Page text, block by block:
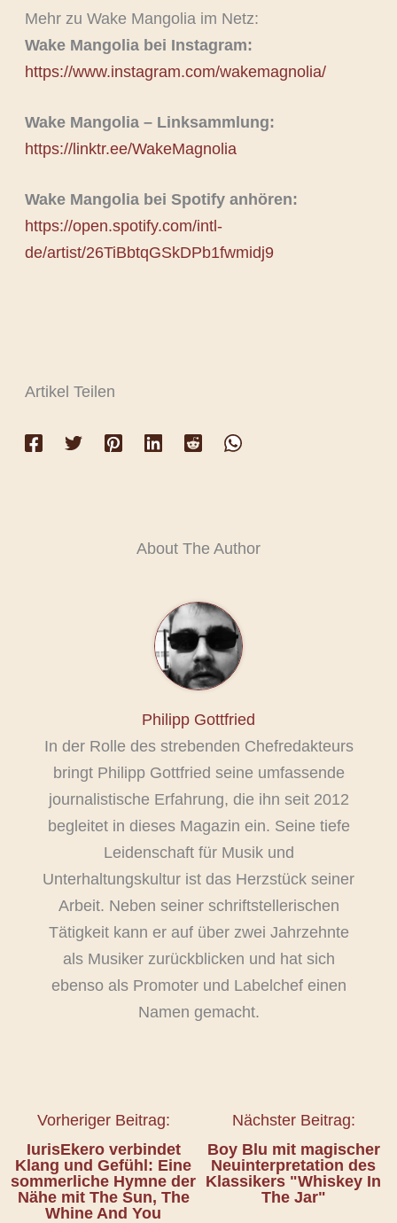
Mehr zu Wake Mangolia im Netz:
Wake Mangolia bei Instagram:
https://www.instagram.com/wakemagnolia/
Wake Mangolia – Linksammlung:
https://linktr.ee/WakeMagnolia
Wake Mangolia bei Spotify anhören:
https://open.spotify.com/intl-
de/artist/26TiBbtqGSkDPb1fwmidj9
Artikel Teilen
About The Author
Philipp Gottfried
In der Rolle des strebenden Chefredakteurs
bringt Philipp Gottfried seine umfassende
journalistische Erfahrung, die ihn seit 2012
begleitet in dieses Magazin ein. Seine tiefe
Leidenschaft für Musik und
Unterhaltungskultur ist das Herzstück seiner
Arbeit. Neben seiner schriftstellerischen
Tätigkeit kann er auf über zwei Jahrzehnte
als Musiker zurückblicken und hat sich
ebenso als Promoter und Labelchef einen
Namen gemacht.
Vorheriger Beitrag:
IurisEkero verbindet
Klang und Gefühl: Eine
sommerliche Hymne der
Nähe mit The Sun, The
Whine And You
Nächster Beitrag:
Boy Blu mit magischer
Neuinterpretation des
Klassikers "Whiskey In
The Jar"